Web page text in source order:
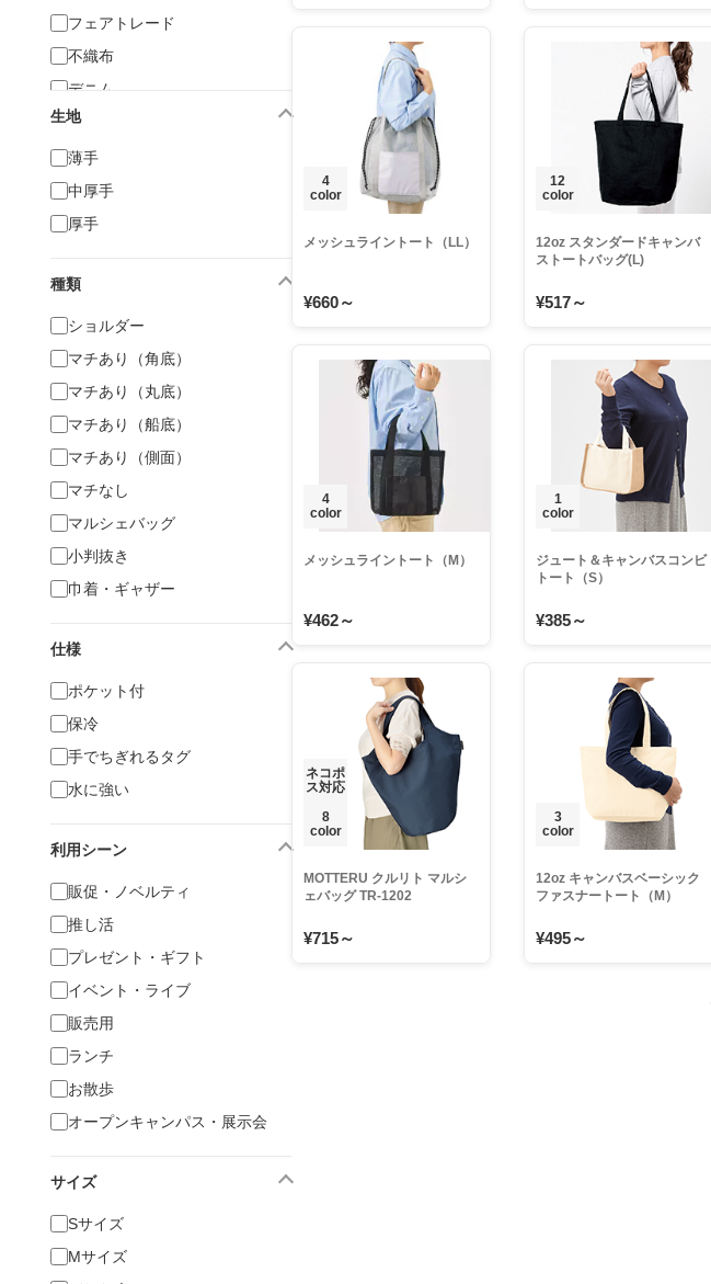
フェアトレード
不織布
デニム
再生ファブリック
生地
薄手
中厚手
厚手
種類
ショルダー
マチあり（角底）
マチあり（丸底）
マチあり（船底）
マチあり（側面）
マチなし
マルシェバッグ
小判抜き
巾着・ギャザー
仕様
ポケット付
保冷
手でちぎれるタグ
水に強い
利用シーン
販促・ノベルティ
推し活
プレゼント・ギフト
イベント・ライブ
販売用
ランチ
お散歩
オープンキャンパス・展示会
サイズ
Sサイズ
Mサイズ
4
color
メッシュライントート（LL）
¥660～
12
color
12oz スタンダードキャンバ
ストートバッグ(L)
¥517～
4
color
メッシュライントート（M）
¥462～
1
color
ジュート＆キャンバスコンビ
トート（S）
¥385～
ネコポ
ス対応
8
color
MOTTERU クルリト マルシ
ェバッグ TR-1202
¥715～
3
color
12oz キャンバスベーシック
ファスナートート（M）
¥495～